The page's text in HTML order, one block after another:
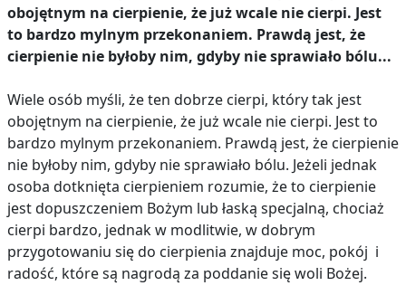
obojętnym na cierpienie, że już wcale nie cierpi. Jest
to bardzo mylnym przekonaniem. Prawdą jest, że
cierpienie nie byłoby nim, gdyby nie sprawiało bólu...
Wiele osób myśli, że ten dobrze cierpi, który tak jest
obojętnym na cierpienie, że już wcale nie cierpi. Jest to
bardzo mylnym przekonaniem. Prawdą jest, że cierpienie
nie byłoby nim, gdyby nie sprawiało bólu. Jeżeli jednak
osoba dotknięta cierpieniem rozumie, że to cierpienie
jest dopuszczeniem Bożym lub łaską specjalną, chociaż
cierpi bardzo, jednak w modlitwie, w dobrym
przygotowaniu się do cierpienia znajduje moc, pokój i
radość, które są nagrodą za poddanie się woli Bożej.